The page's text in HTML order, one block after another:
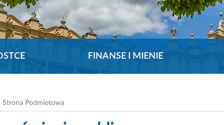
FINANSE I MIENIE
Strona Podmiotowa